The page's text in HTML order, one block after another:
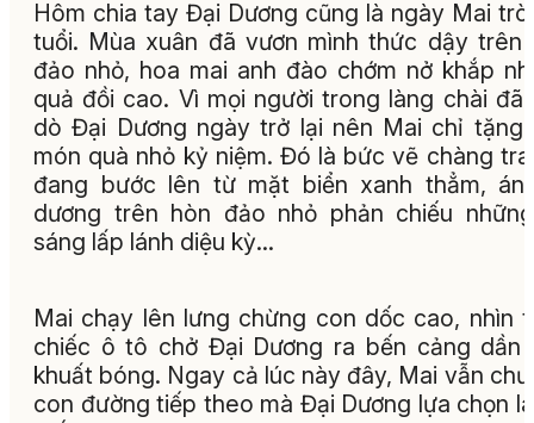
Hôm chia tay Đại Dương cũng là ngày Mai
tuổi. Mùa xuân đã vươn mình thức dậy trên
đảo nhỏ, hoa mai anh đào chớm nở khắp
quả đồi cao. Vì mọi người trong làng chài đã
dò Đại Dương ngày trở lại nên Mai chỉ tặng
món quà nhỏ kỷ niệm. Đó là bức vẽ chàng
đang bước lên từ mặt biển xanh thẳm,
dương trên hòn đảo nhỏ phản chiếu
sáng lấp lánh diệu kỳ...
Mai chạy lên lưng chừng con dốc cao, nhìn
chiếc ô tô chở Đại Dương ra bến cảng dần
khuất bóng. Ngay cả lúc này đây, Mai vẫn
con đường tiếp theo mà Đại Dương lựa chọn